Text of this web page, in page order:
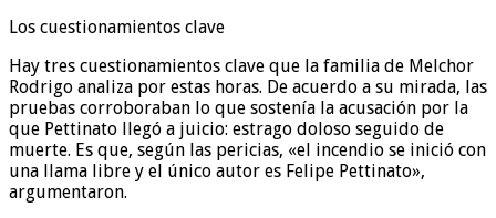
Los cuestionamientos clave
Hay tres cuestionamientos clave que la familia de Melchor
Rodrigo analiza por estas horas. De acuerdo a su mirada, las
pruebas corroboraban lo que sostenía la acusación por la
que Pettinato llegó a juicio: estrago doloso seguido de
muerte. Es que, según las pericias, «el incendio se inició con
una llama libre y el único autor es Felipe Pettinato»,
argumentaron.